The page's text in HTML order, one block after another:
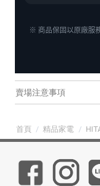
※ 商品保固以原廠服
賣場注意事項
首頁 / 精品家電 /